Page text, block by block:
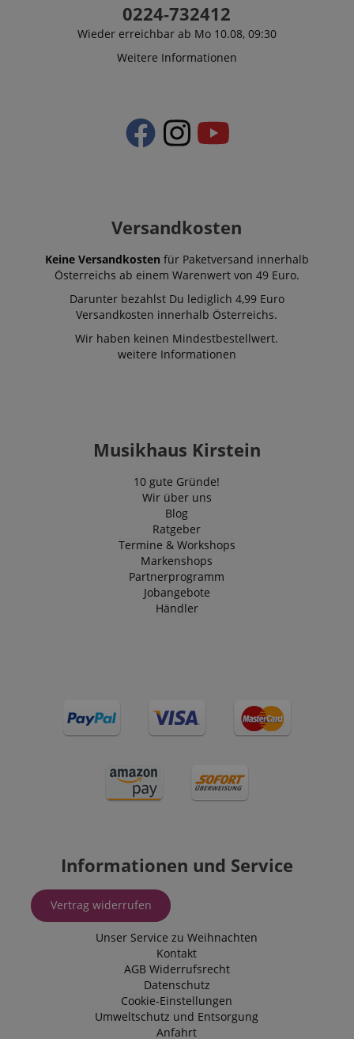
0224-732412
Wieder erreichbar ab Mo 10.08, 09:30
Weitere Informationen
Versandkosten
Keine Versandkosten für Paketversand innerhalb
Österreichs ab einem Warenwert von 49 Euro.
Darunter bezahlst Du lediglich 4,99 Euro
Versandkosten innerhalb Österreichs.
Wir haben keinen Mindestbestellwert.
weitere Informationen
Musikhaus Kirstein
10 gute Gründe!
Wir über uns
Blog
Ratgeber
Termine & Workshops
Markenshops
Partnerprogramm
Jobangebote
Händler
Informationen und Service
Vertrag widerrufen
Unser Service zu Weihnachten
Kontakt
AGB Widerrufsrecht
Datenschutz
Cookie-Einstellungen
Umweltschutz und Entsorgung
Anfahrt